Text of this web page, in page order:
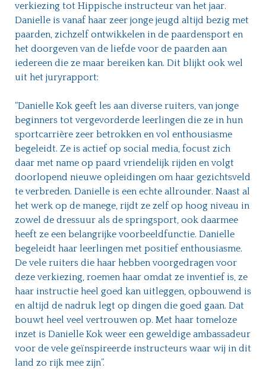
verkiezing tot Hippische instructeur van het jaar.
Danielle is vanaf haar zeer jonge jeugd altijd bezig met
paarden, zichzelf ontwikkelen in de paardensport en
het doorgeven van de liefde voor de paarden aan
iedereen die ze maar bereiken kan. Dit blijkt ook wel
uit het juryrapport:
“Danielle Kok geeft les aan diverse ruiters, van jonge
beginners tot vergevorderde leerlingen die ze in hun
sportcarrière zeer betrokken en vol enthousiasme
begeleidt. Ze is actief op social media, focust zich
daar met name op paard vriendelijk rijden en volgt
doorlopend nieuwe opleidingen om haar gezichtsveld
te verbreden. Danielle is een echte allrounder. Naast al
het werk op de manege, rijdt ze zelf op hoog niveau in
zowel de dressuur als de springsport, ook daarmee
heeft ze een belangrijke voorbeeldfunctie. Danielle
begeleidt haar leerlingen met positief enthousiasme.
De vele ruiters die haar hebben voorgedragen voor
deze verkiezing, roemen haar omdat ze inventief is, ze
haar instructie heel goed kan uitleggen, opbouwend is
en altijd de nadruk legt op dingen die goed gaan. Dat
bouwt heel veel vertrouwen op. Met haar tomeloze
inzet is Danielle Kok weer een geweldige ambassadeur
voor de vele geïnspireerde instructeurs waar wij in dit
land zo rijk mee zijn”.